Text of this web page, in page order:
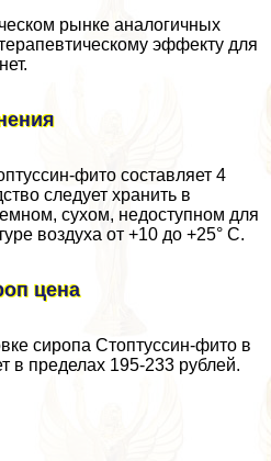
рынке аналогичных
эффекту для
фито составляет 4
следует хранить в
сухом, недоступном для
воздуха от +10 до +25° С.
цена
сиропа Стоптуссин-фито в
в пределах 195-233 рублей.